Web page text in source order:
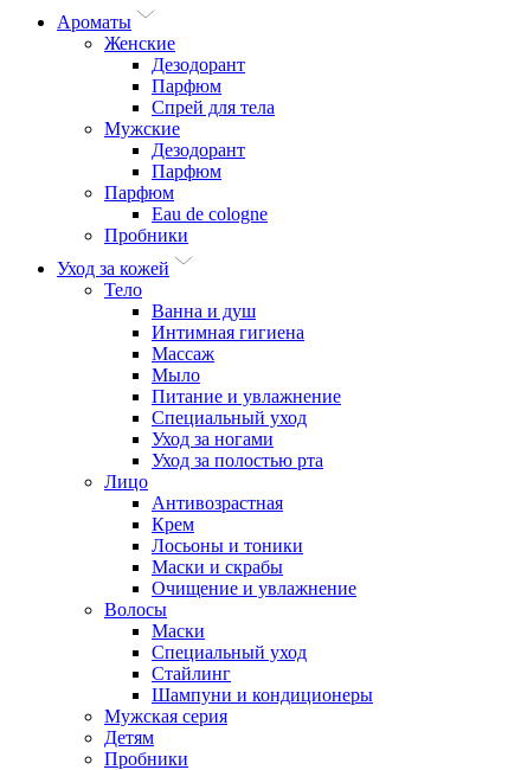
Ароматы
Женские
Дезодорант
Парфюм
Спрей для тела
Мужские
Дезодорант
Парфюм
Парфюм
Eau de cologne
Пробники
Уход за кожей
Тело
Ванна и душ
Интимная гигиена
Массаж
Мыло
Питание и увлажнение
Специальный уход
Уход за ногами
Уход за полостью рта
Лицо
Антивозрастная
Крем
Лосьоны и тоники
Маски и скрабы
Очищение и увлажнение
Волосы
Маски
Специальный уход
Стайлинг
Шампуни и кондиционеры
Мужская серия
Детям
Пробники